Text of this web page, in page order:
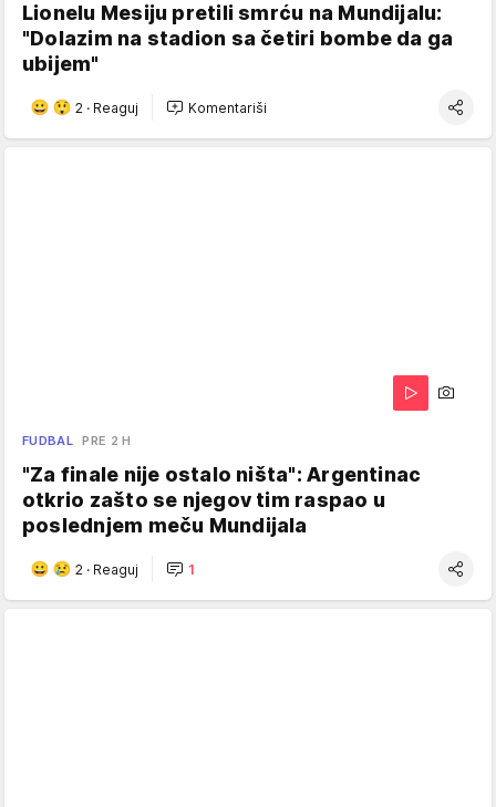
Lionelu Mesiju pretili smrću na Mundijalu:
"Dolazim na stadion sa četiri bombe da ga
ubijem"
2 · Reaguj Komentariši
FUDBAL PRE 2 H
"Za finale nije ostalo ništa": Argentinac
otkrio zašto se njegov tim raspao u
poslednjem meču Mundijala
2 · Reaguj 1